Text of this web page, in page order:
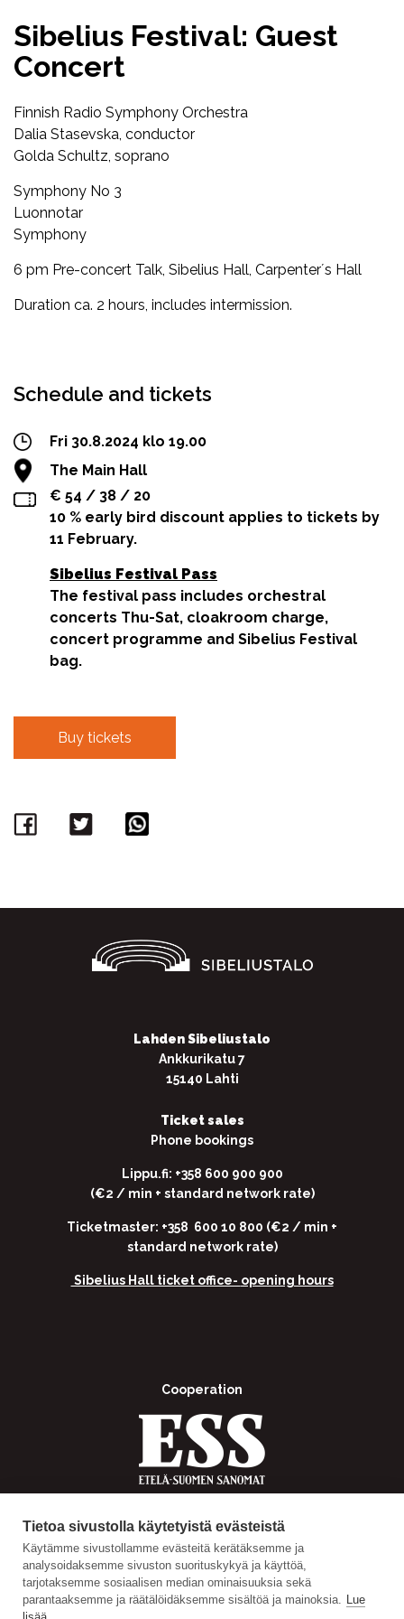
Tietoa sivustolla käytetyistä evästeistä
Käytämme sivustollamme evästeitä kerätäksemme ja
analysoidaksemme sivuston suorituskykyä ja käyttöä,
tarjotaksemme sosiaalisen median ominaisuuksia sekä
parantaaksemme ja räätälöidäksemme sisältöä ja mainoksia. Lue
Sibelius Festival: Guest
Concert
Finnish Radio Symphony Orchestra
Dalia Stasevska, conductor
Golda Schultz, soprano
Symphony No 3
Luonnotar
Symphony
6 pm Pre-concert Talk, Sibelius Hall, Carpenter´s Hall
Duration ca. 2 hours, includes intermission.
Schedule and tickets
Fri 30.8.2024 klo 19.00
The Main Hall
€ 54 / 38 / 20
10 % early bird discount applies to tickets by
11 February.
Sibelius Festival Pass
The festival pass includes orchestral
concerts Thu-Sat, cloakroom charge,
concert programme and Sibelius Festival
bag.
Buy tickets
Facebook
Twitter
Lahden Sibeliustalo
Ankkurikatu 7
15140 Lahti
Ticket sales
Phone bookings
Lippu.fi: +358 600 900 900
(€2 / min + standard network rate)
Ticketmaster: +358 600 10 800 (€2 / min +
standard network rate)
Sibelius Hall ticket office- opening hours
Cooperation